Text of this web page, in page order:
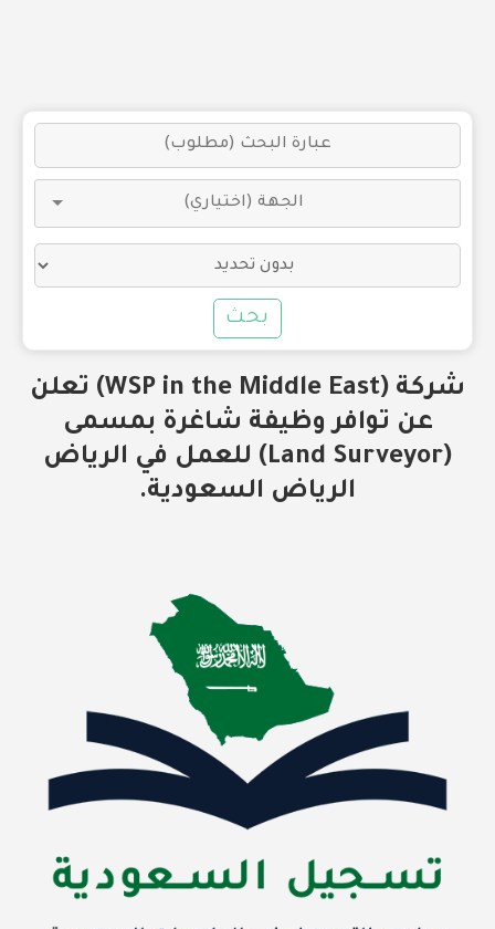
بحث
شركة (WSP in the Middle East) تعلن
عن توافر وظيفة شاغرة بمسمى
(Land Surveyor) للعمل في الرياض
الرياض السعودية.